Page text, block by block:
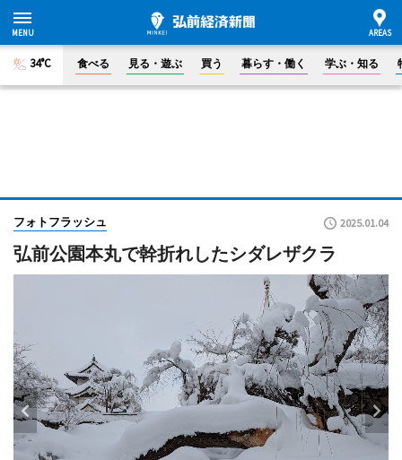
34°C 食べる 見る・遊ぶ 買う 暮らす・働く 学ぶ・知る
フォトフラッシュ 2025.01.04
弘前公園本丸で幹折れしたシダレザクラ